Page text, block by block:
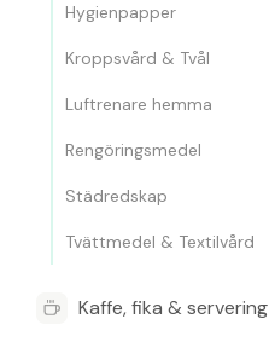
Hygienpapper
Kroppsvård & Tvål
Luftrenare hemma
Rengöringsmedel
Städredskap
Tvättmedel & Textilvård
Kaffe, fika & servering